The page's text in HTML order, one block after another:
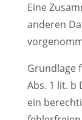
Eine
anderen
Grundlage
Abs. 1 lit. b
ein